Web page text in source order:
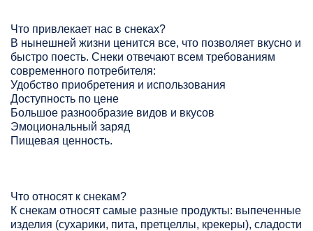
Что привлекает нас в снеках?
В нынешней жизни ценится все, что позволяет вкусно и
быстро поесть. Снеки отвечают всем требованиям
современного потребителя:
Удобство приобретения и использования
Доступность по цене
Большое разнообразие видов и вкусов
Эмоциональный заряд
Пищевая ценность.
Что относят к снекам?
К снекам относят самые разные продукты: выпеченные
изделия (сухарики, пита, претцеллы, крекеры), сладости